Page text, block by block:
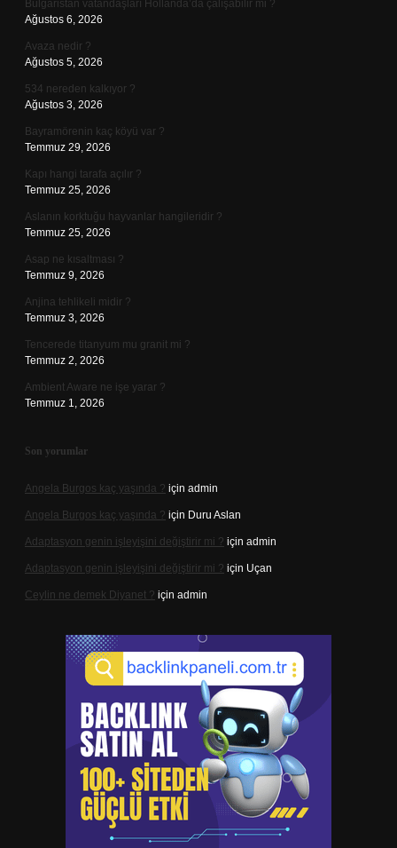
Bulgaristan vatandaşları Hollanda’da çalışabilir mi ?
Ağustos 6, 2026
Avaza nedir ?
Ağustos 5, 2026
534 nereden kalkıyor ?
Ağustos 3, 2026
Bayramörenin kaç köyü var ?
Temmuz 29, 2026
Kapı hangi tarafa açılır ?
Temmuz 25, 2026
Aslanın korktuğu hayvanlar hangileridir ?
Temmuz 25, 2026
Asap ne kısaltması ?
Temmuz 9, 2026
Anjina tehlikeli midir ?
Temmuz 3, 2026
Tencerede titanyum mu granit mi ?
Temmuz 2, 2026
Ambient Aware ne işe yarar ?
Temmuz 1, 2026
Son yorumlar
Angela Burgos kaç yaşında ? için admin
Angela Burgos kaç yaşında ? için Duru Aslan
Adaptasyon genin işleyişini değiştirir mi ? için admin
Adaptasyon genin işleyişini değiştirir mi ? için Uçan
Ceylin ne demek Diyanet ? için admin